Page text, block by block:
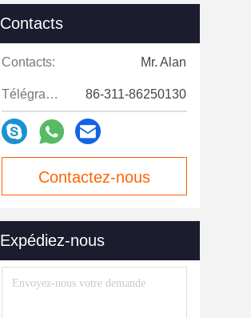
Contacts
Contacts: Mr. Alan
Télégramme: 86-311-86250130
Contactez-nous
Expédiez-nous